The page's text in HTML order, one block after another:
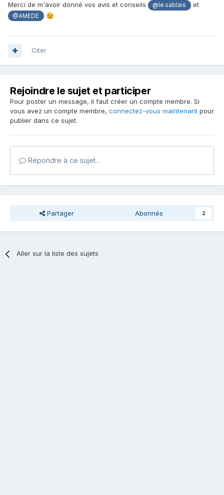
Merci de m'avoir donné vos avis et conseils
@le sablais et
@AMEDE 😉
Citer
Rejoindre le sujet et participer
Pour poster un message, il faut créer un compte membre. Si
vous avez un compte membre, connectez-vous maintenant pour
publier dans ce sujet.
Répondre à ce sujet…
Partager Abonnés 2
Aller sur la liste des sujets